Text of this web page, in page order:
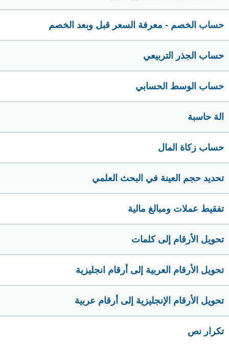
حساب الخصم - معرفة السعر قبل وبعد الخصم
حساب الجذر التربيعي
حساب الوسط الحسابي
الة حاسبة
حساب زكاة المال
تحديد حجم العينة في البحث العلمي
تفقيط عملات ومبالغ مالية
تحويل الأرقام إلى كلمات
تحويل الأرقام العربية إلى أرقام انجليزية
تحويل الأرقام الإنجليزية إلى أرقام عربية
تكرار نص